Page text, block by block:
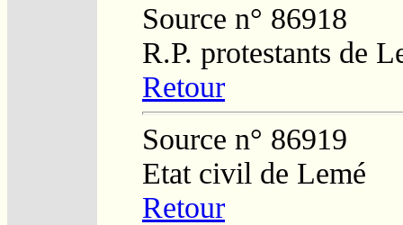
Source n° 86918
R.P. protestants de
Retour
Source n° 86919
Etat civil de Lemé
Retour